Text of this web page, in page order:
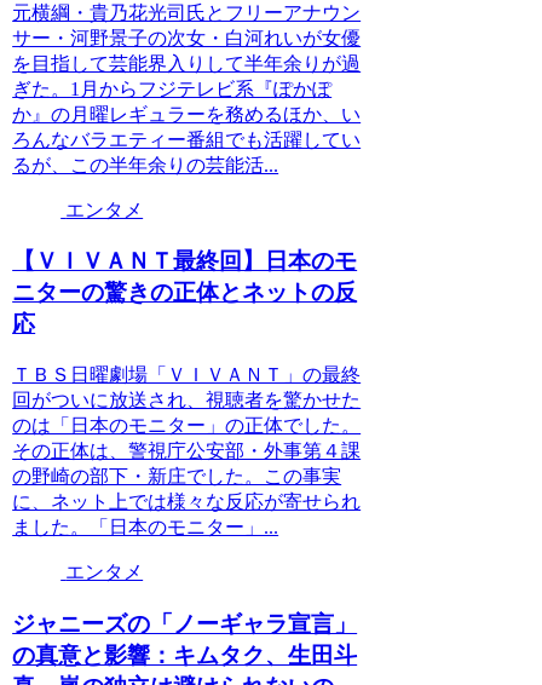
元横綱・貴乃花光司氏とフリーアナウン
サー・河野景子の次女・白河れいが女優
を目指して芸能界入りして半年余りが過
ぎた。1月からフジテレビ系『ぽかぽ
か』の月曜レギュラーを務めるほか、い
ろんなバラエティー番組でも活躍してい
るが、この半年余りの芸能活...
エンタメ
【ＶＩＶＡＮＴ最終回】日本のモ
ニターの驚きの正体とネットの反
応
ＴＢＳ日曜劇場「ＶＩＶＡＮＴ」の最終
回がついに放送され、視聴者を驚かせた
のは「日本のモニター」の正体でした。
その正体は、警視庁公安部・外事第４課
の野崎の部下・新庄でした。この事実
に、ネット上では様々な反応が寄せられ
ました。「日本のモニター」...
エンタメ
ジャニーズの「ノーギャラ宣言」
の真意と影響：キムタク、生田斗